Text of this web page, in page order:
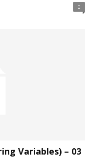
0
Variables) – 03